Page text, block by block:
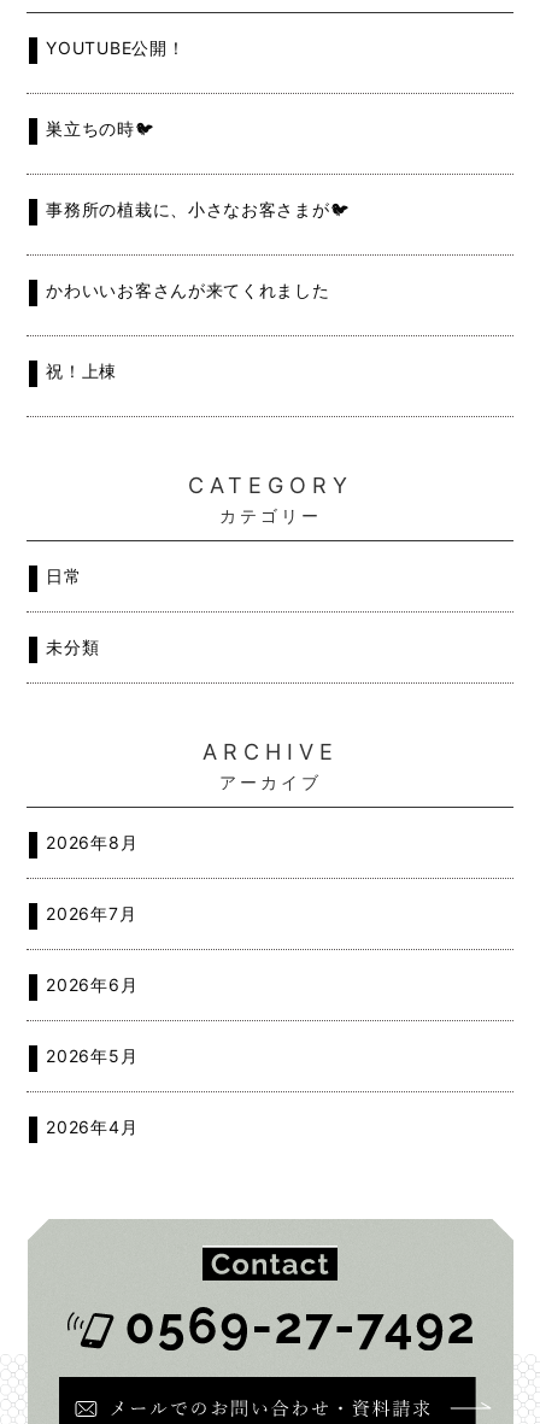
YOUTUBE公開！
巣立ちの時🐦
事務所の植栽に、小さなお客さまが🐦
かわいいお客さんが来てくれました
祝！上棟
CATEGORY
カテゴリー
日常
未分類
ARCHIVE
アーカイブ
2026年8月
2026年7月
2026年6月
2026年5月
2026年4月
2025年12月
2025年11月